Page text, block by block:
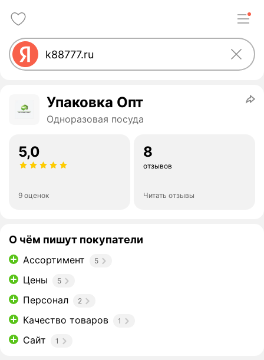
Упаковка Опт
Одноразовая посуда
5,0
9 оценок
8
отзывов
Читать отзывы
О чём пишут покупатели
Ассортимент 5
Цены 5
Персонал 2
Качество товаров 1
Сайт 1